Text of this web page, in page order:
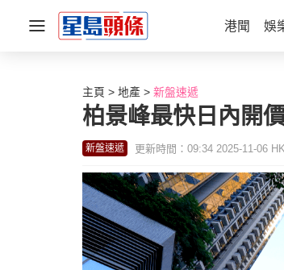
港聞 娛
主頁 地產 新盤速遞
柏景峰最快日內開
新盤速遞 更新時間：09:34 2025-11-06